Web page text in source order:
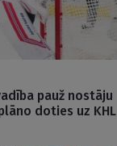
pauž nostāju
doties uz KHL